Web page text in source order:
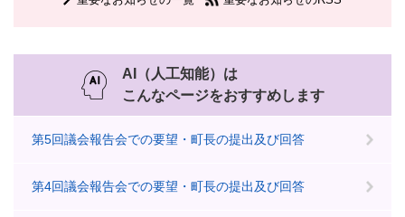
AI（人工知能）は
こんなページをおすすめします
第5回議会報告会での要望・町長の提出及び回答
第4回議会報告会での要望・町長の提出及び回答